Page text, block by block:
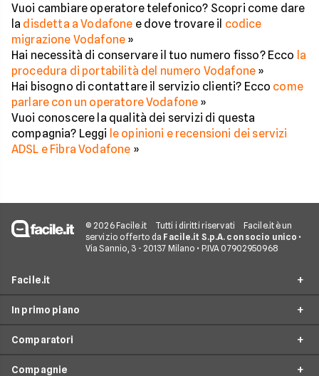
Vuoi cambiare operatore telefonico? Scopri come dare
la disdetta a Vodafone e dove trovare il codice
migrazione Vodafone »
Hai necessità di conservare il tuo numero fisso? Ecco la
procedura di portabilità del numero Vodafone »
Hai bisogno di contattare il servizio clienti? Ecco come
parlare con un operatore Vodafone »
Vuoi conoscere la qualità dei servizi di questa
compagnia? Leggi le opinioni e recensioni dei servizi
ADSL e Fibra Vodafone »
© 2026 Facile.it Tutti i diritti riservati
Facile.it è un
servizio offerto da Facile.it S.p.A. con socio unico •
Via Sannio, 3 - 20137 Milano • P.IVA 07902950968
Facile.it
Assicurazioni
Prestiti
In primo piano
Offerte Fibra
Offerte ADSL
Comparatori
Compagnie